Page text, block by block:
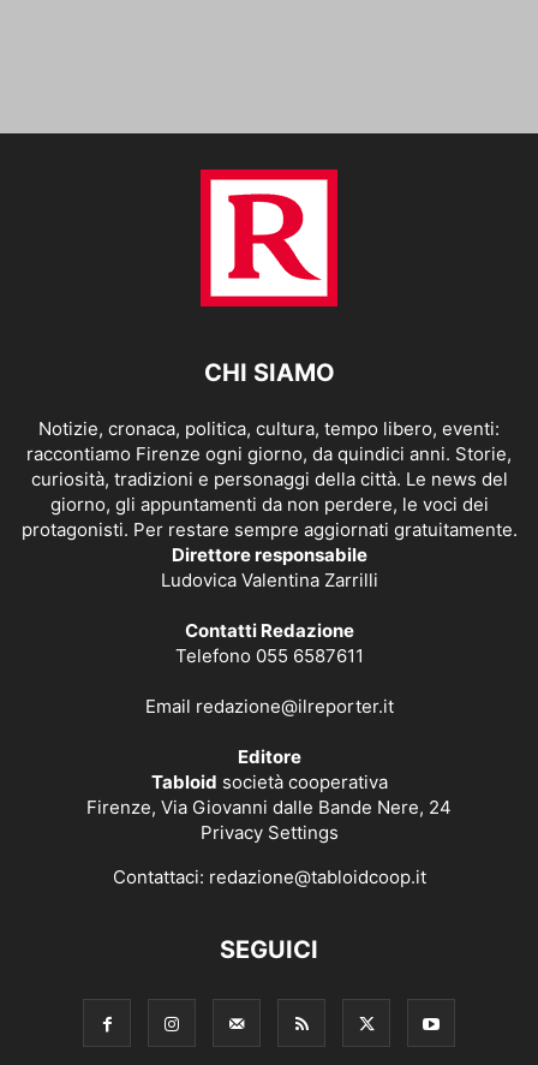
CHI SIAMO
Notizie, cronaca, politica, cultura, tempo libero, eventi:
raccontiamo Firenze ogni giorno, da quindici anni. Storie,
curiosità, tradizioni e personaggi della città. Le news del
giorno, gli appuntamenti da non perdere, le voci dei
protagonisti. Per restare sempre aggiornati gratuitamente.
Direttore responsabile
Ludovica Valentina Zarrilli
Contatti Redazione
Telefono 055 6587611
Email redazione@ilreporter.it
Editore
Tabloid società cooperativa
Firenze, Via Giovanni dalle Bande Nere, 24
Privacy Settings
Contattaci: redazione@tabloidcoop.it
SEGUICI